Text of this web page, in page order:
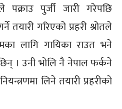
पक्राउ पुर्जी जारी गरेपछि
तयारी गरिएको प्रहरी श्रोतले
लागि गायिका राउत भने
। उनी भोलि नै नेपाल फर्कने
लिने तयारी प्रहरीको